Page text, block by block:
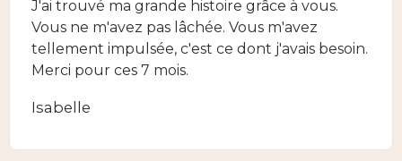
J'ai trouvé ma grande histoire grâce à vous.
Vous ne m'avez pas lâchée. Vous m'avez
tellement impulsée, c'est ce dont j'avais besoin.
Merci pour ces 7 mois.
Isabelle